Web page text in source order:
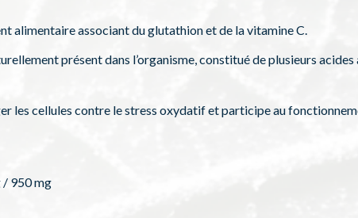
alimentaire associant du glutathion et de la vitamine C.
présent dans l’organisme, constitué de plusieurs
les cellules contre le stress oxydatif et participe au
/ 950 mg